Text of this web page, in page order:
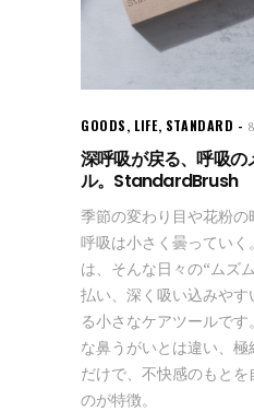
GOODS, LIFE, STANDARD
深呼吸が戻る、呼吸の
ル。StandardBrush
季節の変わり目や花粉
呼吸は小さく曇ってい
は、そんな日々の“ムズ
払い、深く吸い込みや
る小さなケアツールで
な鼻うがいとは違い、
だけで、不快感のもと
のが特徴。